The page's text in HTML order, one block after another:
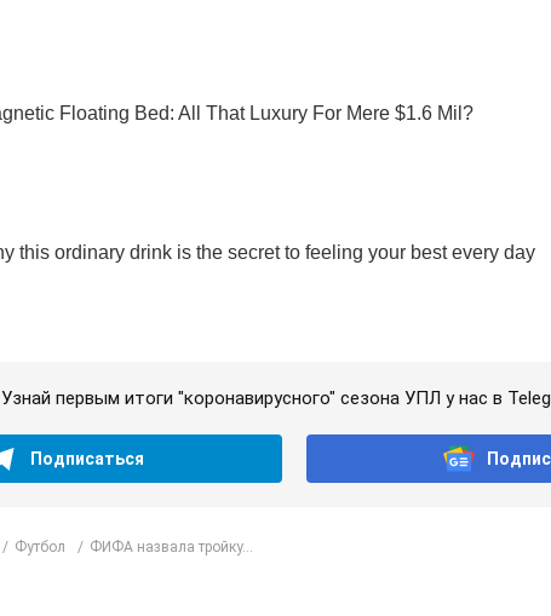
Узнай первым итоги "коронавирусного" сезона УПЛ у нас в
Подписаться
Футбол ФИФА назвала тройку...